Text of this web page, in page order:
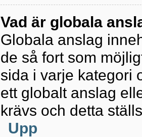
Vad är globala
Globala anslag
de så fort som
sida i varje kategori
ett globalt anslag
krävs och detta
Upp